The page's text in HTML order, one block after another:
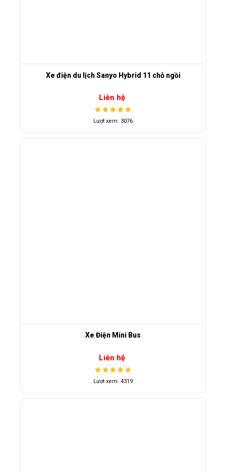
Xe điện du lịch Sanyo Hybrid 11 chỗ ngồi
Liên hệ
Lượt xem: 3076
Xe Điện Mini Bus
Liên hệ
Lượt xem: 4319